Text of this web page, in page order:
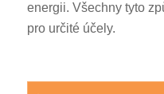
energii. Všechny tyto
pro určité účely.